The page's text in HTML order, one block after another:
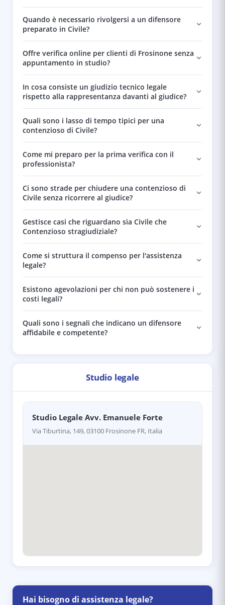
Quando è necessario rivolgersi a un difensore
preparato in Civile?
Offre verifica online per clienti di Frosinone senza
appuntamento in studio?
In cosa consiste un giudizio tecnico legale
rispetto alla rappresentanza davanti al giudice?
Quali sono i lasso di tempo tipici per una
contenzioso di Civile?
Come mi preparo per la prima verifica con il
professionista?
Ci sono strade per chiudere una contenzioso di
Civile senza ricorrere al giudice?
Gestisce casi che riguardano sia Civile che
Contenzioso stragiudiziale?
Come si struttura il compenso per l'assistenza
legale?
Esistono agevolazioni per chi non può sostenere i
costi legali?
Quali sono i segnali che indicano un difensore
affidabile e competente?
Studio legale
Studio Legale Avv. Emanuele Forte
Via Tiburtina, 149, 03100 Frosinone FR, Italia
Hai bisogno di assistenza legale?